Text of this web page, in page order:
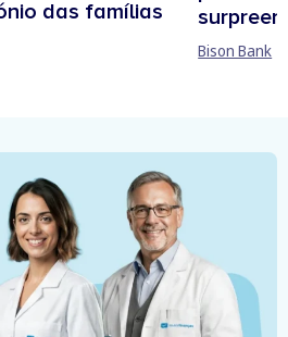
das famílias
Bison Bank